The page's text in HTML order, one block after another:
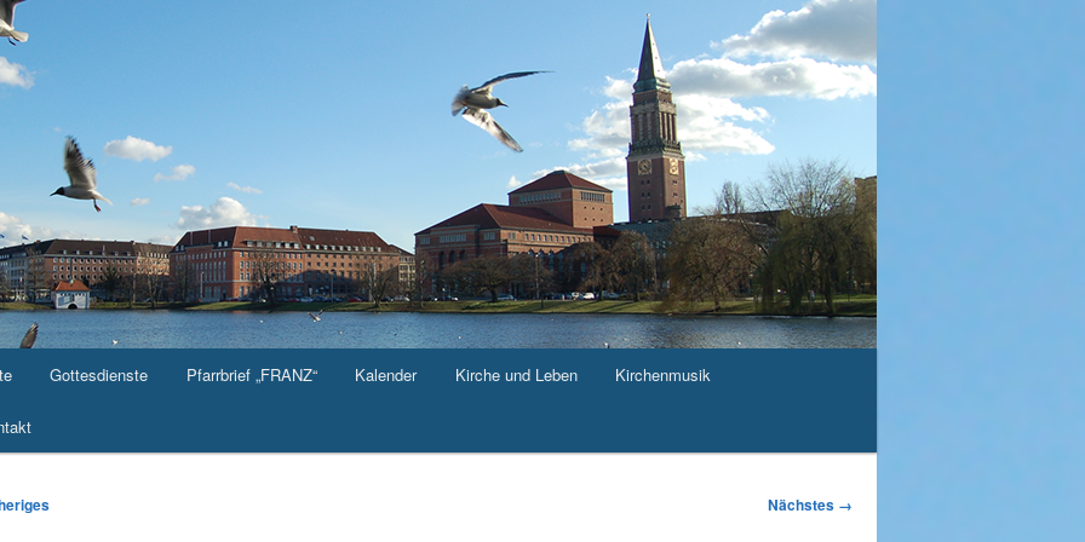
Gottesdienste Pfarrbrief „FRANZ“ Kalender Kirche und Leben Kirchenmusik
Nächstes →